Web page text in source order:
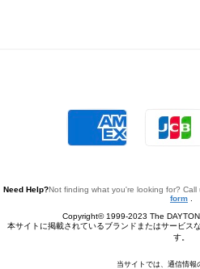
Need Help?Not finding what you're looking for?
form
Copyright© 1999-2023 The
本サイトに掲載されているブランドまたはサービス
す。
当サイトでは、通信情報